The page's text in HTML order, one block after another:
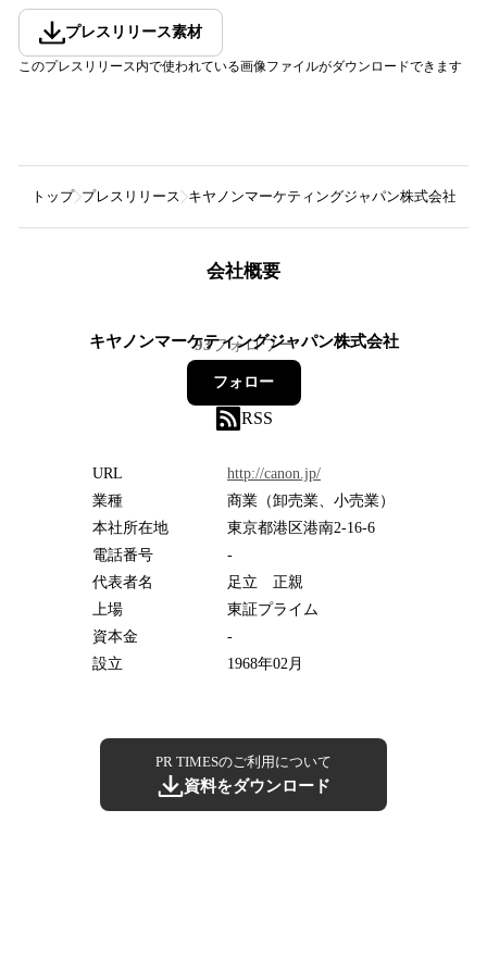
プレスリリース素材
このプレスリリース内で使われている画像ファイルがダウンロードできます
トップ プレスリリース キヤノンマーケティングジャパン株式会社
会社概要
キヤノンマーケティングジャパン株式会社
93フォロワー
フォロー
RSS
URL
http://canon.jp/
業種
商業（卸売業、小売業）
本社所在地
東京都港区港南2-16-6
電話番号
-
代表者名
足立 正親
上場
東証プライム
資本金
-
設立
1968年02月
PR TIMESのご利用について
資料をダウンロード